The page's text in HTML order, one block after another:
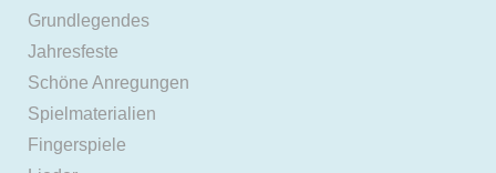
Grundlegendes
Jahresfeste
Schöne Anregungen
Spielmaterialien
Fingerspiele